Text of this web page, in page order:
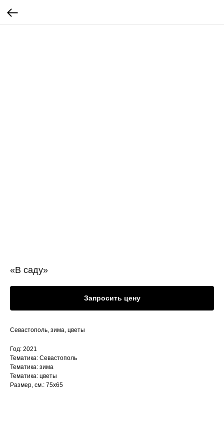
«В саду»
Запросить цену
Севастополь, зима, цветы
Год: 2021
Тематика: Севастополь
Тематика: зима
Тематика: цветы
Размер, см.: 75х65